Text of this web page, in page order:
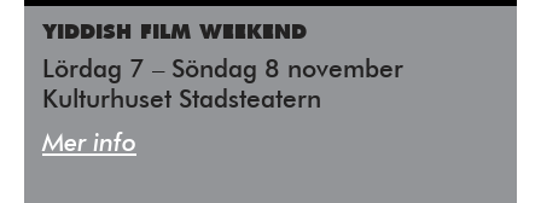
YIDDISH FILM WEEKEND
Lördag 7 – Söndag 8 november
Kulturhuset Stadsteatern
Mer info